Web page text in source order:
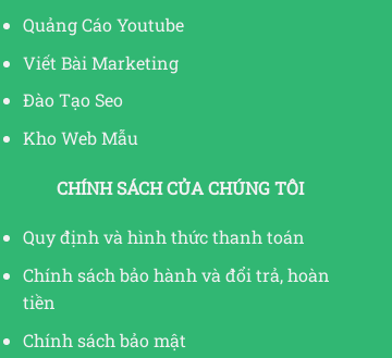
Quảng Cáo Youtube
Viết Bài Marketing
Đào Tạo Seo
Kho Web Mẫu
CHÍNH SÁCH CỦA CHÚNG TÔI
Quy định và hình thức thanh toán
Chính sách bảo hành và đổi trả, hoàn
tiền
Chính sách bảo mật